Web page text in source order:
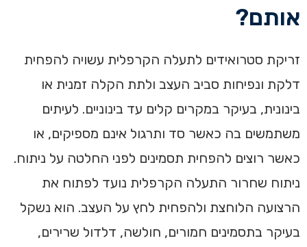
אותם?
זריקת סטרואידים לתעלה הקרפלית עשויה להפחית
דלקת ונפיחות סביב העצב ולתת הקלה זמנית או
בינונית, בעיקר במקרים קלים עד בינוניים. לעיתים
משתמשים בה כאשר סד ותרגול אינם מספיקים, או
כאשר רוצים להפחית תסמינים לפני החלטה על ניתוח.
ניתוח שחרור התעלה הקרפלית נועד לפתוח את
הרצועה הלוחצת ולהפחית לחץ על העצב. הוא נשקל
בעיקר בתסמינים חמורים, חולשה, דלדול שרירים,